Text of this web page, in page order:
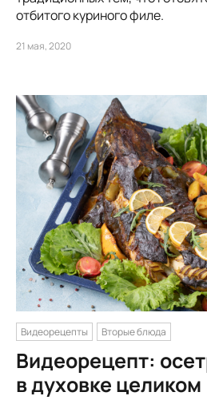
отбитого куриного филе.
21 мая, 2020
Видеорецепты Вторые блюда
Видеорецепт:
в духовке целиком